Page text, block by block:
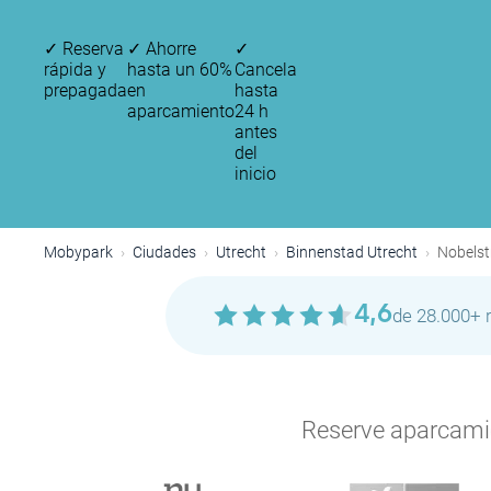
✓ Reserva
rápida y
prepagada
✓ Ahorre
hasta un 60%
en
aparcamiento
✓
Cancela
hasta
24 h
antes
del
inicio
Mobypark Ciudades Utrecht Binnenstad Utrecht
4,6de 28.000+
Reserve